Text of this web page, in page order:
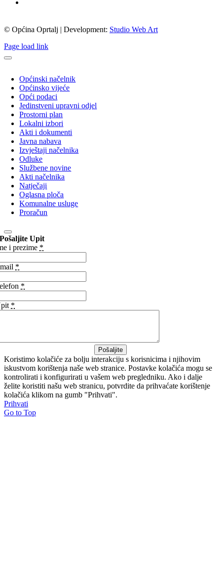
© Općina Oprtalj | Development: Studio Web Art
Page load link
Općinski načelnik
Općinsko vijeće
Opći podaci
Jedinstveni upravni odjel
Prostorni plan
Lokalni izbori
Akti i dokumenti
Javna nabava
Izvještaji načelnika
Odluke
Službene novine
Akti načelnika
Natječaji
Oglasna ploča
Komunalne usluge
Proračun
Pošaljite Upit
i prezime *
*
*
*
Pošaljite
Koristimo kolačiće za bolju interakciju s korisnicima i njihovim
iskustvom korištenja naše web stranice. Postavke kolačića mogu se
kontrolirati i konfigurirati u vašem web pregledniku. Ako i dalje
želite koristiti našu web stranicu, potvrdite da prihvaćate korištenje
kolačića klikom na gumb "Prihvati".
Prihvati
Go to Top